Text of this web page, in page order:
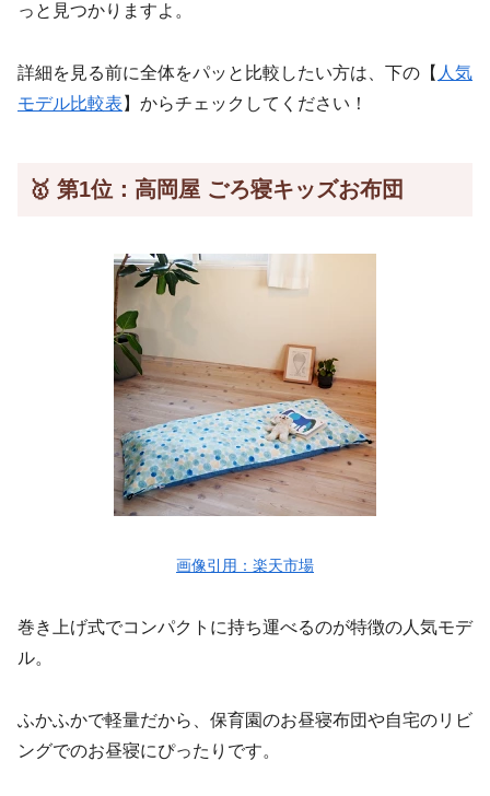
っと見つかりますよ。
詳細を見る前に全体をパッと比較したい方は、下の【 人気
モデル比較表 】からチェックしてください！
🥇 第1位：高岡屋 ごろ寝キッズお布団
画像引用：楽天市場
巻き上げ式でコンパクトに持ち運べるのが特徴の人気モデ
ル。
ふかふかで軽量だから、保育園のお昼寝布団や自宅のリビ
ングでのお昼寝にぴったりです。